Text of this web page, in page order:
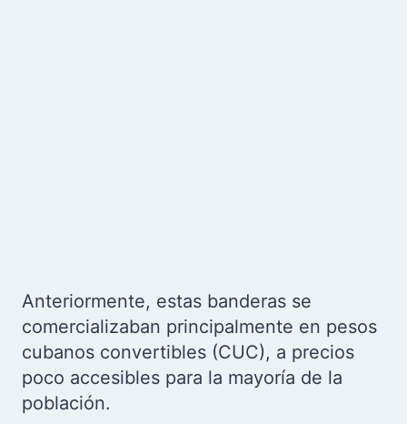
Anteriormente, estas banderas se
comercializaban principalmente en pesos
cubanos convertibles (CUC), a precios
poco accesibles para la mayoría de la
población.